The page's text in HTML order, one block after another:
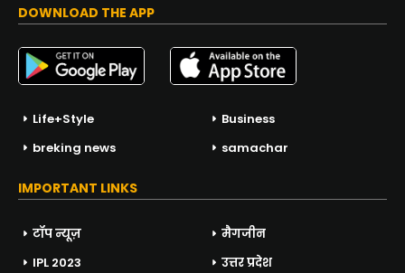
DOWNLOAD THE APP
Life+Style
Business
breking news
samachar
IMPORTANT LINKS
टॉप न्यूज़
मैगजीन
IPL 2023
उत्तर प्रदेश